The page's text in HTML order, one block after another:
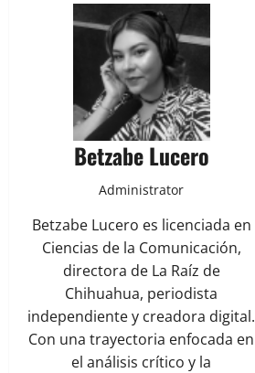
Betzabe Lucero
Administrator
Betzabe Lucero es licenciada en
Ciencias de la Comunicación,
directora de La Raíz de
Chihuahua, periodista
independiente y creadora digital.
Con una trayectoria enfocada en
el análisis crítico y la